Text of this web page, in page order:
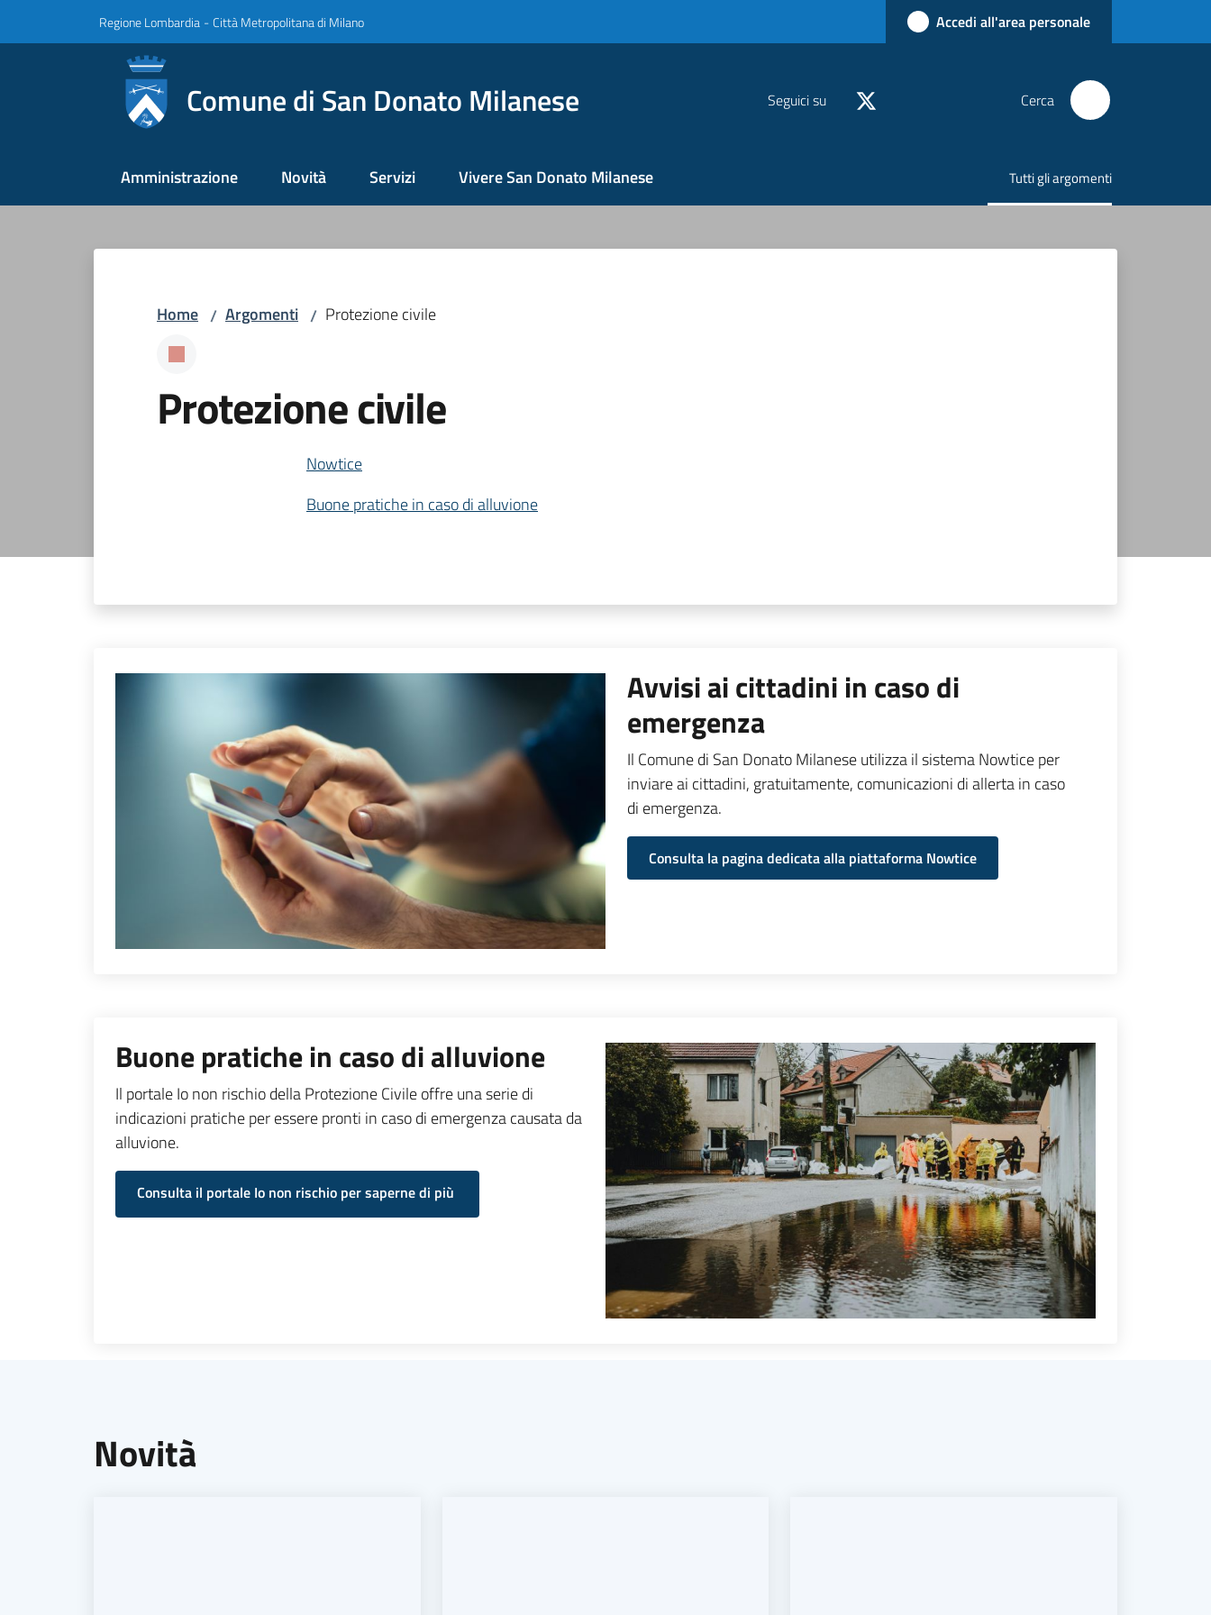
Regione Lombardia -Città Metropolitana di Milano Accedi all'area personale
Comune di San Donato Milanese Seguici su Cerca
Amministrazione Novità Servizi Vivere San Donato Milanese Tutti gli argomenti
Menu selezionato
Home / Argomenti / Protezione civile
Protezione civile
Nowtice
Buone pratiche in caso di alluvione
Avvisi ai cittadini in caso di
emergenza
Il Comune di San Donato Milanese utilizza il sistema Nowtice per
inviare ai cittadini, gratuitamente, comunicazioni di allerta in caso
di emergenza.
Consulta la pagina dedicata alla piattaforma Nowtice
Buone pratiche in caso di alluvione
Il portale Io non rischio della Protezione Civile offre una serie di
indicazioni pratiche per essere pronti in caso di emergenza causata da
alluvione.
Consulta il portale Io non rischio per saperne di più
Novità